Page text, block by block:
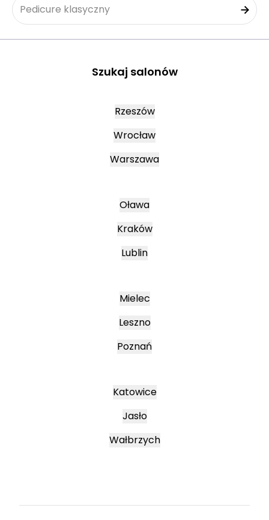
Pedicure klasyczny
Szukaj salonów
Rzeszów
Wrocław
Warszawa
Oława
Kraków
Lublin
Mielec
Leszno
Poznań
Katowice
Jasło
Wałbrzych